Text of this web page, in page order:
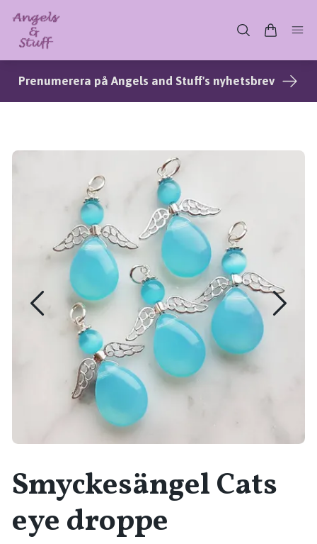
Prenumerera på Angels and Stuff's nyhetsbrev
Smyckesängel Cats
eye droppe